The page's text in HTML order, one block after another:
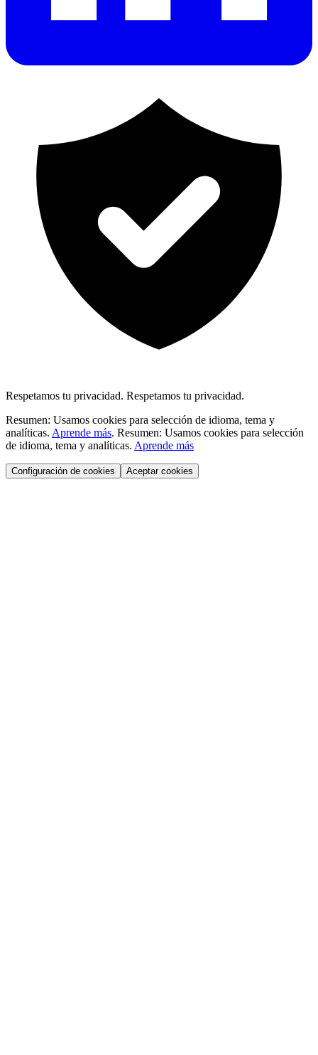
Respetamos tu privacidad. Respetamos tu privacidad.
Resumen: Usamos cookies para selección de idioma, tema y
analíticas. Aprende más. Resumen: Usamos cookies para selección
de idioma, tema y analíticas. Aprende más
Configuración de cookies Aceptar cookies